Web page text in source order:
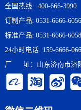
全国热线: 400-666-3990
订制产品: 0531-6666-6056
标准产品: 0531-6666-6058
24小时电话: 159-6666-
厂 址：山东济南市济阳